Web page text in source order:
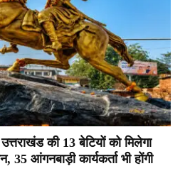
की 13 बेटियों को मिलेगा
35 आंगनबाड़ी कार्यकर्ता भी होंगी